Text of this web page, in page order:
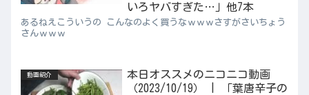
いろヤバすぎた…」他7本
あるねえこういうの こんなのよく買うなｗｗｗさすがさいちょう
さんｗｗｗ
動画紹介
本日オススメのニコニコ動画
（2023/10/19） | 「葉唐辛子の